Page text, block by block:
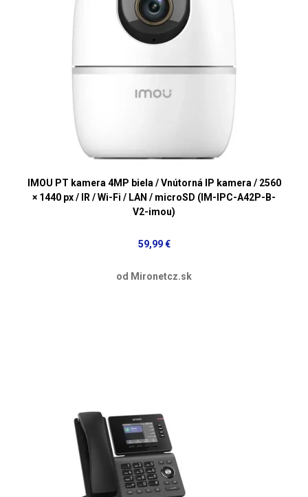
IMOU PT kamera 4MP biela / Vnútorná IP kamera / 2560
× 1440 px / IR / Wi-Fi / LAN / microSD (IM-IPC-A42P-B-
V2-imou)
59,99 €
od Mironetcz.sk